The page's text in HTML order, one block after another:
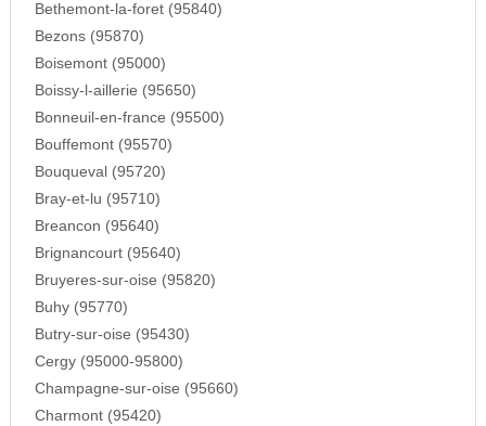
Bethemont-la-foret (95840)
Bezons (95870)
Boisemont (95000)
Boissy-l-aillerie (95650)
Bonneuil-en-france (95500)
Bouffemont (95570)
Bouqueval (95720)
Bray-et-lu (95710)
Breancon (95640)
Brignancourt (95640)
Bruyeres-sur-oise (95820)
Buhy (95770)
Butry-sur-oise (95430)
Cergy (95000-95800)
Champagne-sur-oise (95660)
Charmont (95420)